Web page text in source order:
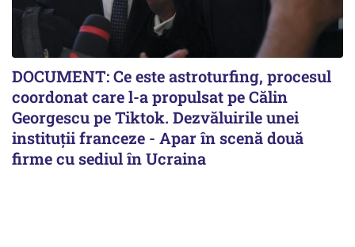
DOCUMENT: Ce este astroturfing, procesul
coordonat care l-a propulsat pe Călin
Georgescu pe Tiktok. Dezvăluirile unei
instituții franceze - Apar în scenă două
firme cu sediul în Ucraina